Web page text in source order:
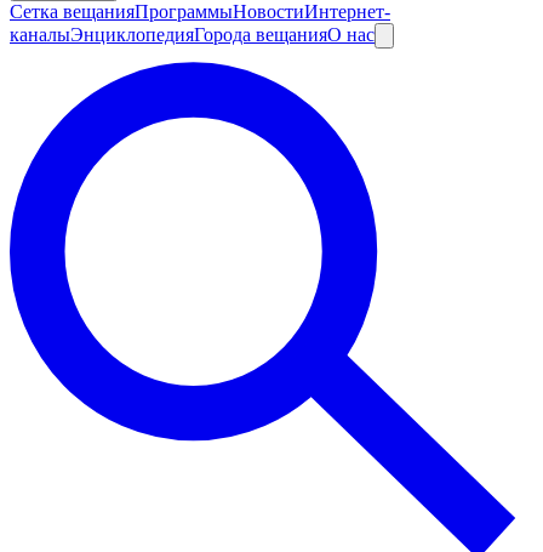
Сетка вещанияПрограммыНовостиИнтернет-
каналыЭнциклопедияГорода вещанияО нас